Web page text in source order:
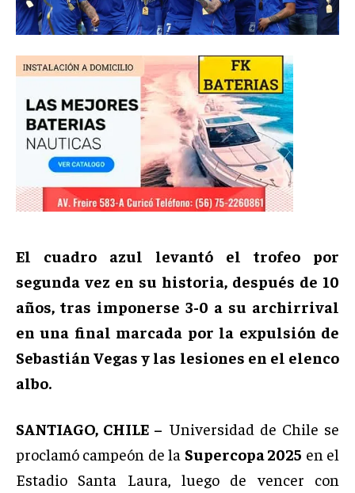
El cuadro azul levantó el trofeo por
segunda vez en su historia, después de 10
años, tras imponerse 3-0 a su archirrival
en una final marcada por la expulsión de
Sebastián Vegas y las lesiones en el elenco
albo.
SANTIAGO, CHILE – Universidad de Chile se
proclamó campeón de la Supercopa 2025 en el
Estadio Santa Laura, luego de vencer con